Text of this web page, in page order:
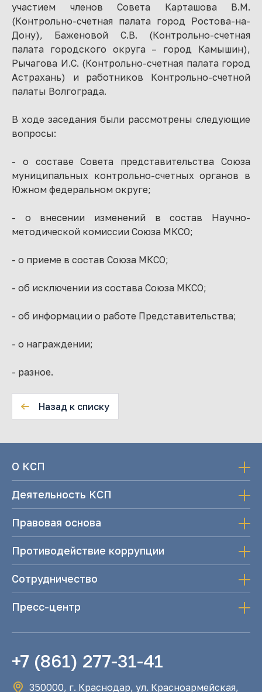
участием членов Совета Карташова В.М.
(Контрольно-счетная палата город Ростова-на-
Дону), Баженовой С.В. (Контрольно-счетная
палата городского округа – город Камышин),
Рычагова И.С. (Контрольно-счетная палата город
Астрахань) и работников Контрольно-счетной
палаты Волгограда.
В ходе заседания были рассмотрены следующие
вопросы:
- о составе Совета представительства Союза
муниципальных контрольно-счетных органов в
Южном федеральном округе;
- о внесении изменений в состав Научно-
методической комиссии Союза МКСО;
- о приеме в состав Союза МКСО;
- об исключении из состава Союза МКСО;
- об информации о работе Представительства;
- о награждении;
- разное.
Назад к списку
О КСП
Деятельность КСП
Правовая основа
Противодействие коррупции
Сотрудничество
Пресс-центр
+7 (861) 277-31-41
350000, г. Краснодар, ул. Красноармейская,